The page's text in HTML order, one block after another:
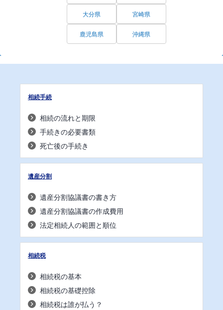
大分県 宮崎県
鹿児島県 沖縄県
相続手続
相続の流れと期限
手続きの必要書類
死亡後の手続き
遺産分割
遺産分割協議書の書き方
遺産分割協議書の作成費用
法定相続人の範囲と順位
相続税
相続税の基本
相続税の基礎控除
相続税は誰が払う？